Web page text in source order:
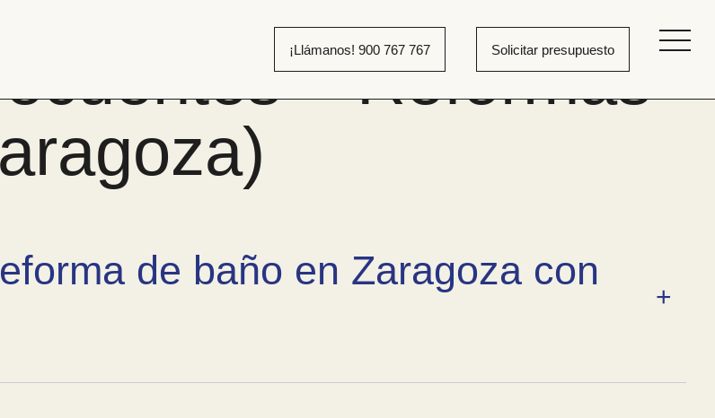
¡Llámanos! 900 767 767 Solicitar presupuesto
– Reformas
de baño en Zaragoza con